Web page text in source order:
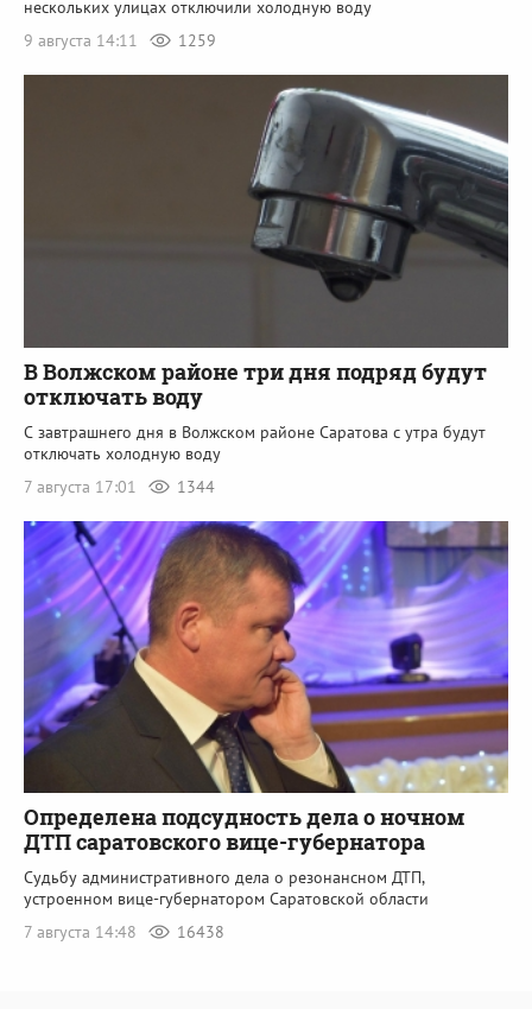
нескольких улицах отключили холодную воду
9 августа 14:11
1259
В Волжском районе три дня подряд будут
отключать воду
С завтрашнего дня в Волжском районе Саратова с утра будут
отключать холодную воду
7 августа 17:01
1344
Определена подсудность дела о ночном
ДТП саратовского вице-губернатора
Судьбу административного дела о резонансном ДТП,
устроенном вице-губернатором Саратовской области
7 августа 14:48
16438